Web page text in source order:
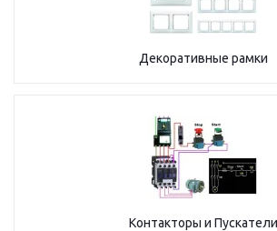
Декоративные рамки
Контакторы и Пускатели